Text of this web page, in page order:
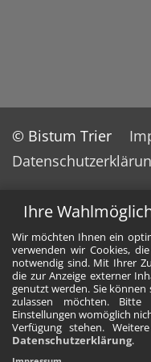
Ihre
Wir möchten Ihnen ein
verwenden wir Cookies,
notwendig sind. Mit Ihrer
die zur Anzeige externer
genutzt werden. Sie können
zulassen möchten.
Einstellungen womöglich
Verfügung stehen.
Datenschutzerklärung.
© Bistum Trier